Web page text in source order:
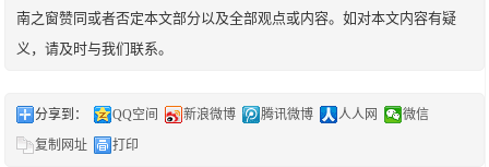
南之窗赞同或者否定本文部分以及全部观点或内容。如对本文内容有疑
义，请及时与我们联系。
分享到： QQ空间 新浪微博 腾讯微博 人人网
微信
复制网址
打印